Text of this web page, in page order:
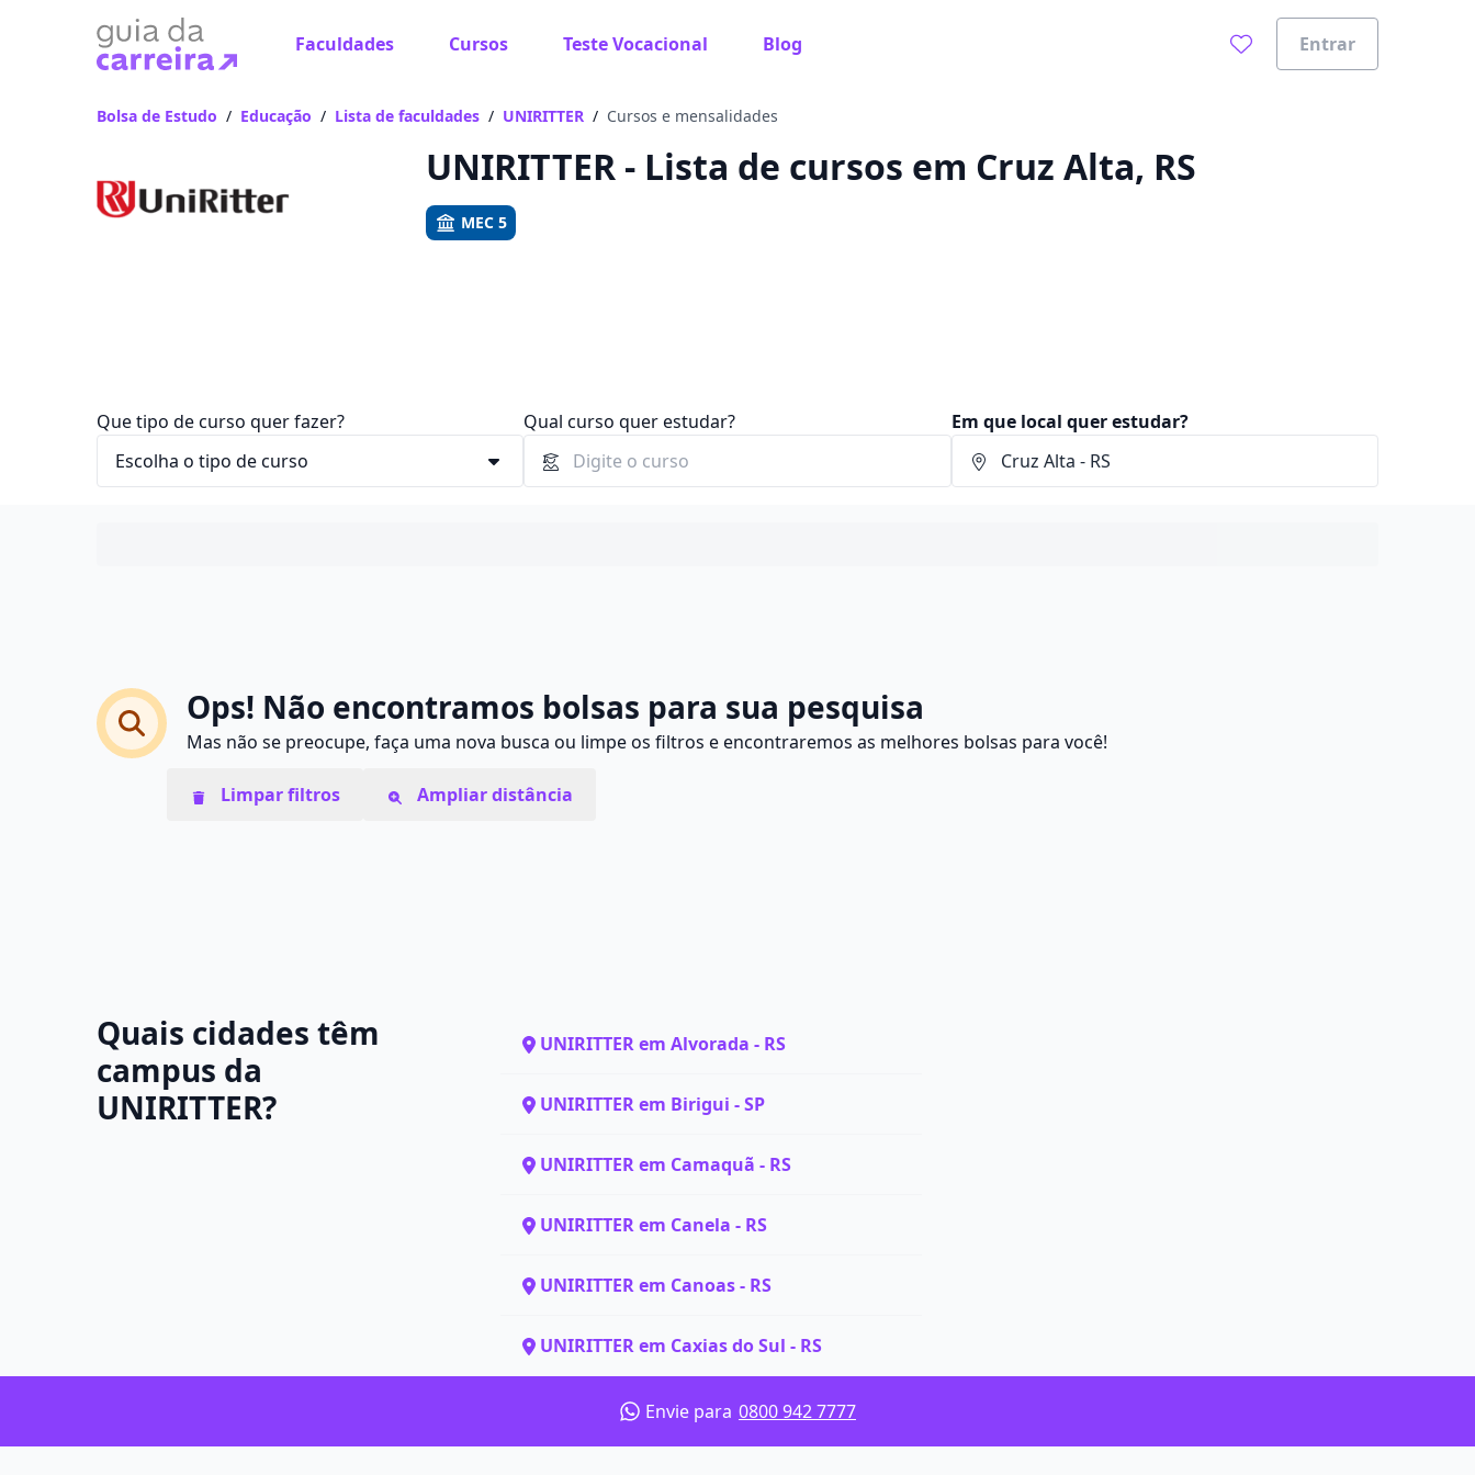
Faculdades Cursos Teste Vocacional Blog Entrar
Vamos te guiar no caminho ideal para seus estudos
Bolsa de Estudo / Educação / Lista de faculdades / UNIRITTER / Cursos e mensalidades
UNIRITTER - Lista de cursos em Cruz Alta, RS
MEC 5
Que tipo de curso quer fazer? Qual curso quer estudar? Em que local quer estudar?
Ops! Não encontramos bolsas para sua pesquisa
Mas não se preocupe, faça uma nova busca ou limpe os filtros e encontraremos as melhores bolsas para você!
Limpar filtros Ampliar distância
Quais cidades têm
campus da
UNIRITTER?
UNIRITTER em Alvorada - RS
UNIRITTER em Birigui - SP
UNIRITTER em Camaquã - RS
UNIRITTER em Canela - RS
UNIRITTER em Canoas - RS
UNIRITTER em Caxias do Sul - RS
Envie para 0800 942 7777